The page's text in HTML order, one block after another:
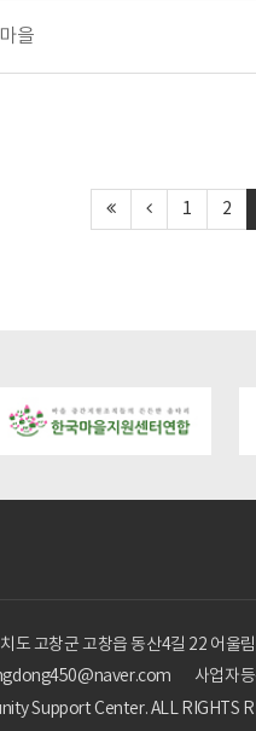
을
1 2
도 고창군 고창읍 동산4길 22 어울
사업자
Support Center. ALL RIGHTS